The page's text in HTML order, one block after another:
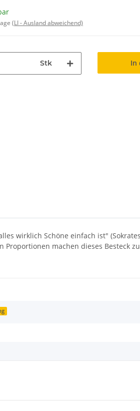
(LI - Ausland abweichend)
Stk In
wirklich Schöne einfach ist"
machen dieses Besteck